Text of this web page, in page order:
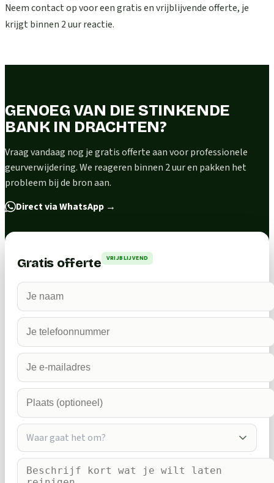
Neem contact op voor een gratis en vrijblijvende offerte, je
krijgt binnen 2 uur reactie.
GENOEG VAN DIE STINKENDE
BANK IN DRACHTEN?
Vraag vandaag nog je gratis offerte aan voor professionele
geurverwijdering. We reageren binnen 2 uur en pakken het
probleem bij de bron aan.
Direct via WhatsApp →
Gratis offerte VRIJBLIJVEND
Waar gaat het om?